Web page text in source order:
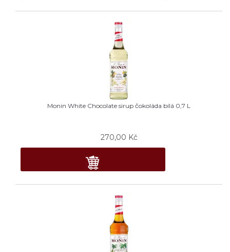
Monin White Chocolate sirup čokoláda bílá 0,7 L
270,00 Kč